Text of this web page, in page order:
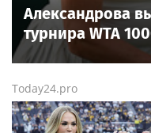
Александрова
турнира WTA
Today24.pro